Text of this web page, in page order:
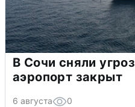
В Сочи сняли
аэропорт закрыт
6 августа 0